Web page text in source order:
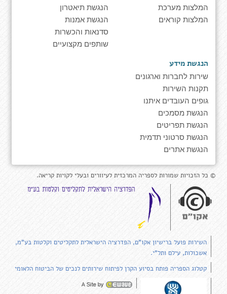
המלצות מערכת
המלצות קוראים
הנגשת תיאטרון
הנגשת אמנות
סדנאות והכשרות
שותפים מקצועיים
הנגשת מידע
שירות לחברות וארגונים
תקנות השירות
גופים העובדים איתנו
הנגשת מסמכים
הנגשת תפריטים
הנגשת סרטוני תדמית
הנגשת אתרים
© כל הזכויות שמורות לספריה המרכזית לעיוורים ובעלי לקויות קריאה.
השירות פועל ברישיון אקו"ם, הפדרציה הישראלית לתקליטים וקלטות בע"מ,
אשכולות, עילם ותל"י.
קטלוג הספריה פותח בסיוע הקרן לפיתוח שירותים לנכים של הביטוח הלאומי